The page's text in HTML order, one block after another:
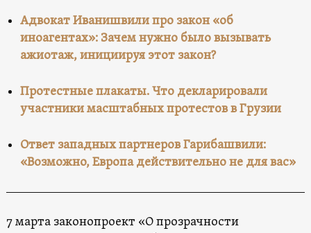
Адвокат Иванишвили про закон «об
иноагентах»: Зачем нужно было вызывать
ажиотаж, инициируя этот закон?
Протестные плакаты. Что декларировали
участники масштабных протестов в Грузии
Ответ западных партнеров Гарибашвили:
«Возможно, Европа действительно не для вас»
7 марта законопроект «О прозрачности